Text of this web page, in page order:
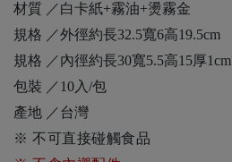
材質 ／白卡紙+霧油+燙霧金
規格 ／外徑約長32.5寬6高19.5cm
規格 ／內徑約長30寬5.5高15厚1cm
包裝 ／10入/包
產地 ／台灣
※ 不可直接碰觸食品